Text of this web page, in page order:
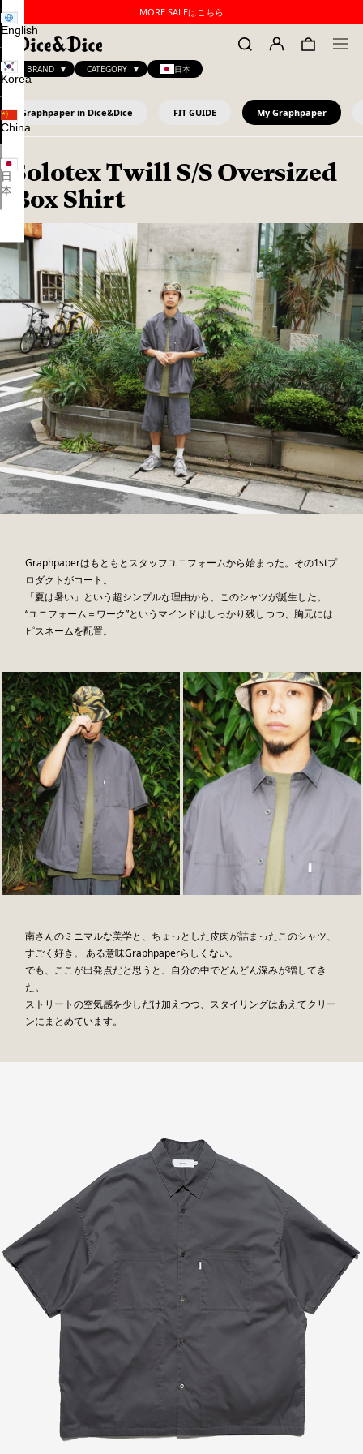
MORE SALEはこちら
BRAND CATEGORY 日本
English
Korea
China
日
本
Graphpaper in Dice&Dice FIT GUIDE My Graphpaper
Solotex Twill S/S Oversized
Box Shirt
Graphpaperはもともとスタッフユニフォームから始まった。その1stプ
ロダクトがコート。
「夏は暑い」という超シンプルな理由から、このシャツが誕生した。
“ユニフォーム＝ワーク”というマインドはしっかり残しつつ、胸元には
ピスネームを配置。
南さんのミニマルな美学と、ちょっとした皮肉が詰まったこのシャツ、
すごく好き。 ある意味Graphpaperらしくない。
でも、ここが出発点だと思うと、自分の中でどんどん深みが増してき
た。
ストリートの空気感を少しだけ加えつつ、スタイリングはあえてクリー
ンにまとめています。